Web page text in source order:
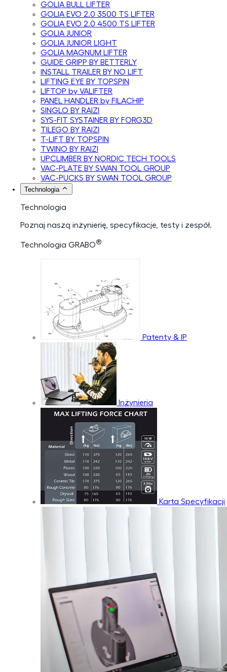
GOLIA BULL LIFTER
GOLIA EVO 2.0 3500 TS LIFTER
GOLIA EVO 2.0 4500 TS LIFTER
GOLIA JUNIOR
GOLIA JUNIOR LIGHT
GOLIA MAGNUM LIFTER
GUIDE GRIPP BY BETTERLY
INSTALL TRAILER BY NO LIFT
LIFTING EYE BY TOPSPIN
LIFTOP by VALIFTER
PANEL HANDLER by FILACHIP
SINGLO BY RAIZI
SYS-FIT SYSTAINER BY FORG3D
TILEGO BY RAIZI
T-LIFT BY TOPSPIN
TWINO BY RAIZI
UPCLIMBER BY NORDIC TECH TOOLS
VAC-PLATE BY SWAN TOOL GROUP
VAC-PUCKS BY SWAN TOOL GROUP
Technologia
Technologia
Poznaj naszą inżynierię, specyfikacje, testy i zespół.
Technologia GRABO®
Patenty & IP
Inżynieria
Karta Specyfikacji